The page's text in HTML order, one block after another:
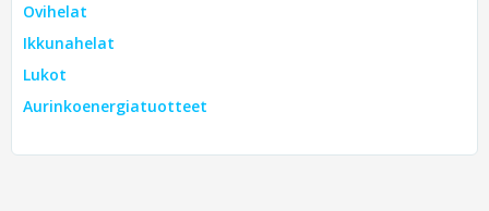
Ovihelat
Ikkunahelat
Lukot
Aurinkoenergiatuotteet